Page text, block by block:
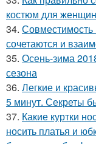
костюм для
34. Совместимость
сочетаются и
35. Осень-зима
сезона
36. Легкие и
5 минут. Секреты
37. Какие куртки
носить платья и